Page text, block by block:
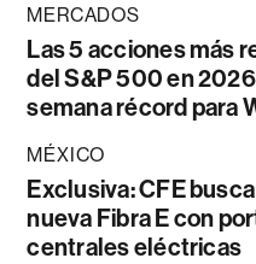
MERCADOS
Las 5 acciones más
del S&P 500 en
semana récord para
MÉXICO
Exclusiva: CFE
nueva Fibra E con
centrales eléctricas